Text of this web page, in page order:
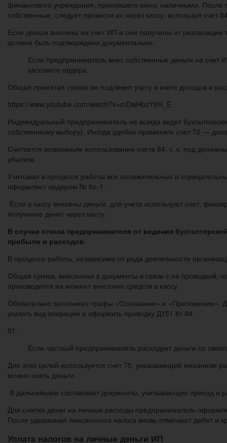
финансового учреждения, принявшего взнос наличными. После
собственные, следует провести их через кассу, используя счет
Если деньги внесены на счет ИП и они получены от
должна быть подтверждена документально.
Если предприниматель внес собственные деньги на
кассового ордера.
Общая принятая сумма не подлежит учету в книге доходов и
https://www.youtube.com/watch?v=mDwHbzY8H_E
Индивидуальный предприниматель не всегда ведет
собственному выбору). Иногда удобно применять счет 72 —
Считается возможным использование счета 84. т. к. под
убытков.
Учитывая в процессе работы все положительные и
оформляет ордером № Ко-1.
Если в кассу внесены деньги, для учета используют счет,
получение денег через кассу.
В случае отказа предпринимателя от ведения
прибыли и расходов.
В процессе работы, независимо от рода деятельности
Общая сумма, внесенная в документы в связи с ее проводкой,
производится на момент внесения средств в кассу.
Обязательно заполняют графы «Основание» и «Приложение».
указать вид операции и оформить проводку Д151 Кт 84.
01.
Если частный предприниматель расходует деньги со
Для этих целей используется счет 75, указывающий механизм
можно снять деньги.
В дальнейшем составляют документы, учитывающие приход и
Для снятия денег на личные расходы предприниматель
После удержания пенсионного налога вновь отмечают дебет и
Уплата налогов на личные деньги ИП